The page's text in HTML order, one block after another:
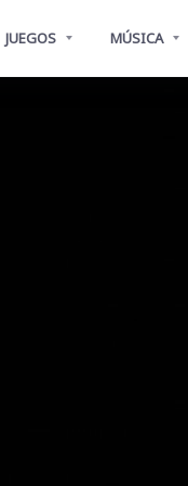
JUEGOS MÚSICA